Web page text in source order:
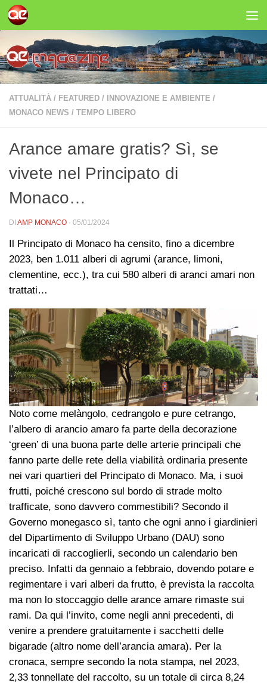
Salta al contenuto
ATTUALITÀ / FEATURED / INNOVAZIONE E AMBIENTE /
MONACO NEWS / TEMPO LIBERO
Arance amare gratis? Sì, se
vivete nel Principato di
Monaco…
DI AMP MONACO · 05/01/2024
Il Principato di Monaco ha censito, fino a dicembre
2023, ben 1.011 alberi di agrumi (arance, limoni,
clementine, ecc.), tra cui 580 alberi di aranci amari non
trattati…
Noto come melàngolo, cedrangolo e pure cetrango,
l’albero di arancio amaro fa parte della decorazione
‘green’ di una buona parte delle arterie principali che
fanno parte delle rete della viabilità ordinaria presente
nei vari quartieri del Principato di Monaco. Ma, i suoi
frutti, poiché crescono sul bordo di strade molto
trafficate, sono davvero commestibili? Secondo il
Governo monegasco sì, tanto che ogni anno i giardinieri
del Dipartimento di Sviluppo Urbano (DAU) sono
incaricati di raccoglierli, secondo un calendario ben
preciso. Infatti da gennaio a febbraio, dovendo potare e
regimentare i vari alberi da frutto, è prevista la raccolta
ma non lo stoccaggio delle arance amare rimaste sui
rami. Da qui l’invito, come negli anni precedenti, di
venire a prendere gratuitamente i sacchetti delle
bigarade (altro nome dell’arancia amara). Per la
cronaca, sempre secondo la nota stampa, nel 2023,
2,33 tonnellate del raccolto, su un totale di circa 8,24